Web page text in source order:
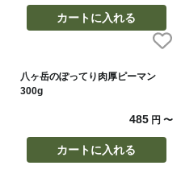
カートに入れる
八ヶ岳のぽってり肉厚ピーマン
300g
485円 〜
カートに入れる